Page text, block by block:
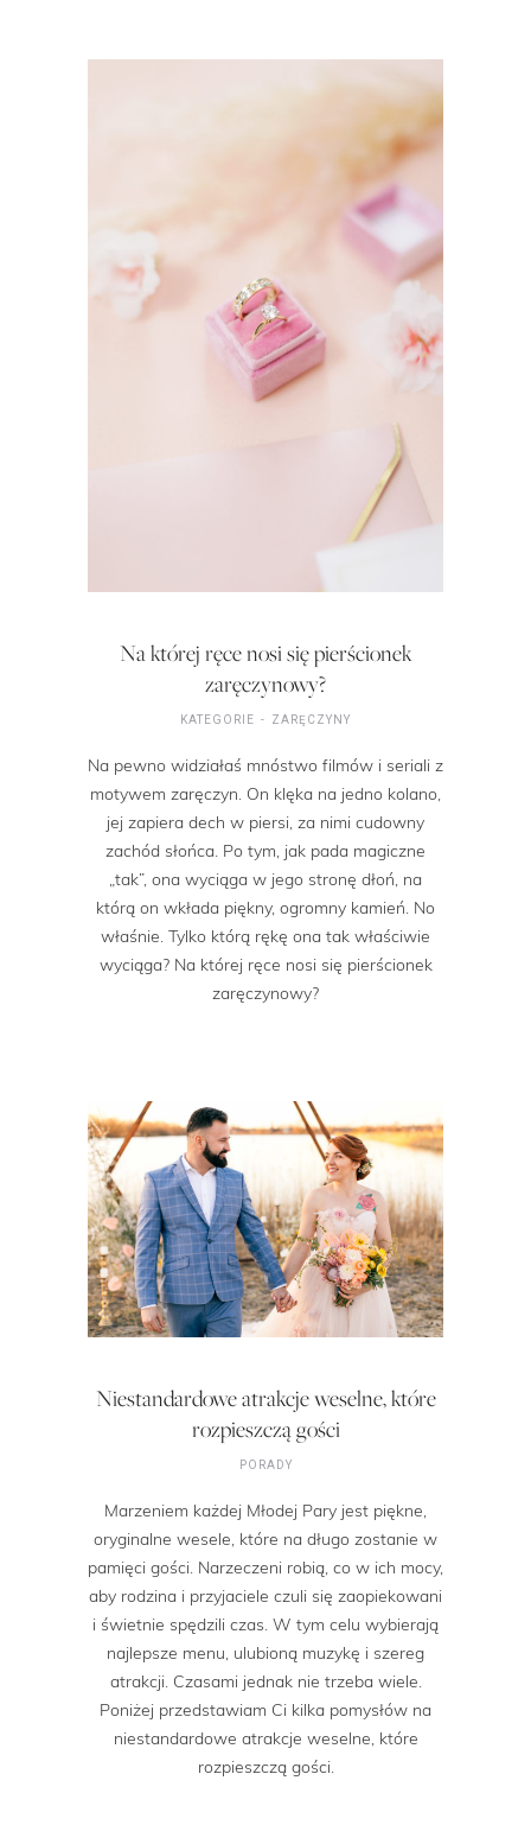
Na której ręce nosi się pierścionek
zaręczynowy?
KATEGORIE ZARĘCZYNY
Na pewno widziałaś mnóstwo filmów i seriali z
motywem zaręczyn. On klęka na jedno kolano,
jej zapiera dech w piersi, za nimi cudowny
zachód słońca. Po tym, jak pada magiczne
„tak”, ona wyciąga w jego stronę dłoń, na
którą on wkłada piękny, ogromny kamień. No
właśnie. Tylko którą rękę ona tak właściwie
wyciąga? Na której ręce nosi się pierścionek
zaręczynowy?
Niestandardowe atrakcje weselne, które
rozpieszczą gości
PORADY
Marzeniem każdej Młodej Pary jest piękne,
oryginalne wesele, które na długo zostanie w
pamięci gości. Narzeczeni robią, co w ich mocy,
aby rodzina i przyjaciele czuli się zaopiekowani
i świetnie spędzili czas. W tym celu wybierają
najlepsze menu, ulubioną muzykę i szereg
atrakcji. Czasami jednak nie trzeba wiele.
Poniżej przedstawiam Ci kilka pomysłów na
niestandardowe atrakcje weselne, które
rozpieszczą gości.